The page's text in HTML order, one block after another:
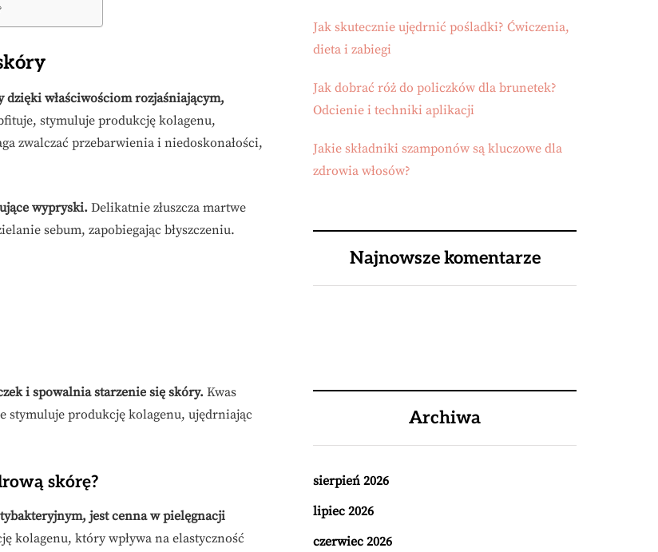
właściwościom rozjaśniającym,
stymuluje produkcję kolagenu,
zwalczać przebarwienia i niedoskonałości,
wypryski. Delikatnie złuszcza martwe
sebum, zapobiegając błyszczeniu.
i spowalnia starzenie się skóry.Kwas
stymuluje produkcję kolagenu, ujędrniając
skórę?
jest cenna w pielęgnacji
kolagenu, który wpływa na elastyczność
Jak skutecznie ujędrnić pośladki? Ćwiczenia,
dieta i zabiegi
Jak dobrać róż do policzków dla brunetek?
Odcienie i techniki aplikacji
Jakie składniki szamponów są kluczowe dla
zdrowia włosów?
Najnowsze komentarze
Archiwa
sierpień 2026
lipiec 2026
czerwiec 2026